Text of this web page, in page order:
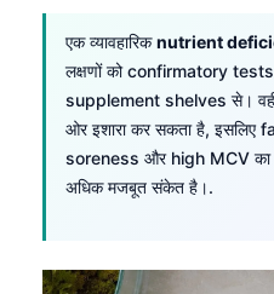
एक व्यावहारिकnutrient
लक्षणों को confirmatory tests
supplement shelves से।
ओर इशारा कर सकता है,
soreness और high MCV
अधिक मजबूत संकेत है।.